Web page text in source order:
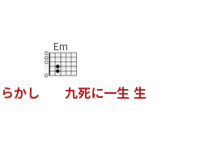
らかし
Em
九死に一生 生